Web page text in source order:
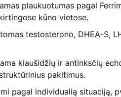
plaukuotumas pagal
kūno vietose.
testosterono, DHEA-S,
kiaušidžių ir antinksčių
pakitimus.
pagal individualią situaciją,